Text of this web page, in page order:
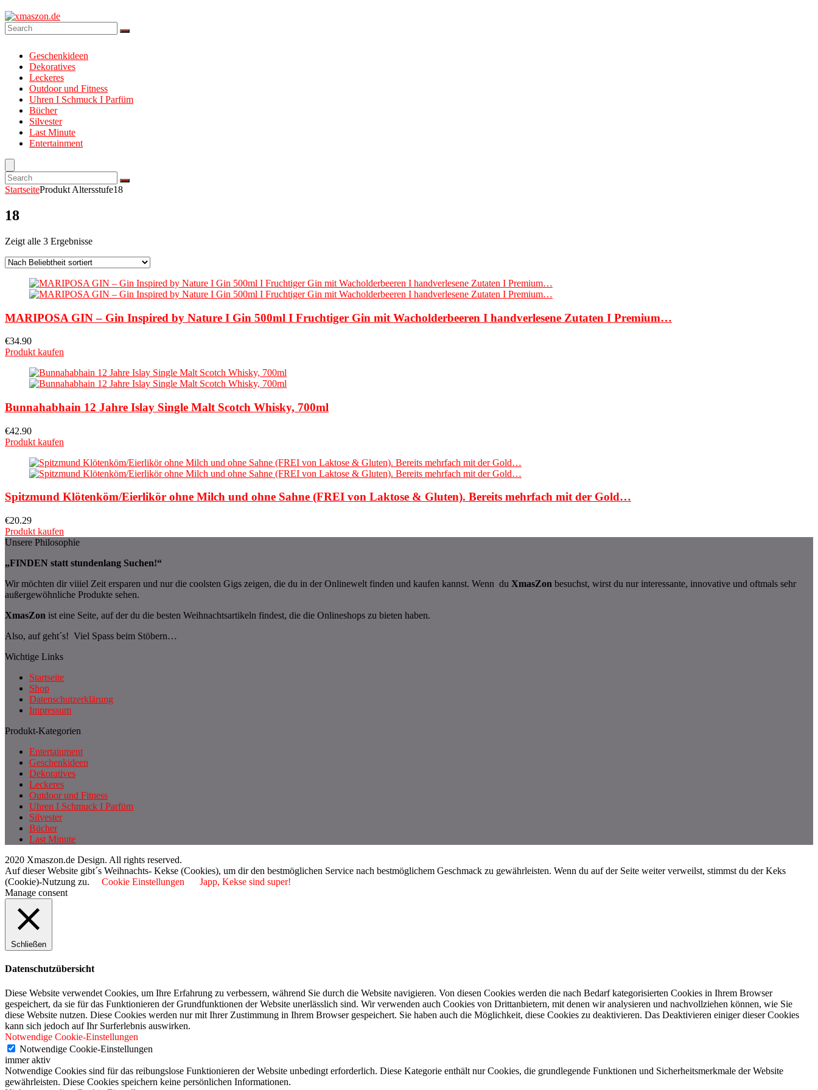
Geschenkideen
Dekoratives
Leckeres
Outdoor und Fitness
Uhren I Schmuck I Parfüm
Bücher
Silvester
Last Minute
Entertainment
StartseiteProdukt Altersstufe18
18
Zeigt alle 3 Ergebnisse
MARIPOSA GIN – Gin Inspired by Nature I Gin 500ml I Fruchtiger Gin mit Wacholderbeeren I handverlesene Zutaten I Premium…
€34.90
Produkt kaufen
Bunnahabhain 12 Jahre Islay Single Malt Scotch Whisky, 700ml
€42.90
Produkt kaufen
Spitzmund Klötenköm/Eierlikör ohne Milch und ohne Sahne (FREI von Laktose & Gluten). Bereits mehrfach mit der Gold…
€20.29
Produkt kaufen
Unsere Philosophie
„FINDEN statt stundenlang Suchen!“
Wir möchten dir viiiel Zeit ersparen und nur die coolsten Gigs zeigen, die du in der Onlinewelt finden und kaufen kannst. Wenn du XmasZon besuchst, wirst du nur interessante, innovative und oftmals sehr
außergewöhnliche Produkte sehen.
XmasZon ist eine Seite, auf der du die besten Weihnachtsartikeln findest, die die Onlineshops zu bieten haben.
Also, auf geht´s! Viel Spass beim Stöbern…
Wichtige Links
Startseite
Shop
Datenschutzerklärung
Impressum
Produkt-Kategorien
Entertainment
Geschenkideen
Dekoratives
Leckeres
Outdoor und Fitness
Uhren I Schmuck I Parfüm
Silvester
Bücher
Last Minute
2020 Xmaszon.de Design. All rights reserved.
Auf dieser Website gibt´s Weihnachts- Kekse (Cookies), um dir den bestmöglichen Service nach bestmöglichem Geschmack zu gewährleisten. Wenn du auf der Seite weiter verweilst, stimmst du der Keks
(Cookie)-Nutzung zu.
Cookie Einstellungen
Japp, Kekse sind super!
Manage consent
Schließen
Datenschutzübersicht
Diese Website verwendet Cookies, um Ihre Erfahrung zu verbessern, während Sie durch die Website navigieren. Von diesen Cookies werden die nach Bedarf kategorisierten Cookies in Ihrem Browser
gespeichert, da sie für das Funktionieren der Grundfunktionen der Website unerlässlich sind. Wir verwenden auch Cookies von Drittanbietern, mit denen wir analysieren und nachvollziehen können, wie Sie
diese Website nutzen. Diese Cookies werden nur mit Ihrer Zustimmung in Ihrem Browser gespeichert. Sie haben auch die Möglichkeit, diese Cookies zu deaktivieren. Das Deaktivieren einiger dieser Cookies
kann sich jedoch auf Ihr Surferlebnis auswirken.
Notwendige Cookie-Einstellungen
Notwendige Cookie-Einstellungen
immer aktiv
Notwendige Cookies sind für das reibungslose Funktionieren der Website unbedingt erforderlich. Diese Kategorie enthält nur Cookies, die grundlegende Funktionen und Sicherheitsmerkmale der Website
gewährleisten. Diese Cookies speichern keine persönlichen Informationen.